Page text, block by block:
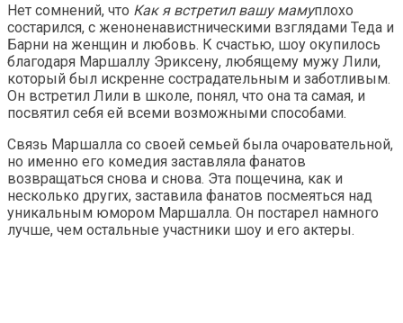
Нет сомнений, что Как я встретил вашу мамуплохо
состарился, с женоненавистническими взглядами Теда и
Барни на женщин и любовь. К счастью, шоу окупилось
благодаря Маршаллу Эриксену, любящему мужу Лили,
который был искренне сострадательным и заботливым.
Он встретил Лили в школе, понял, что она та самая, и
посвятил себя ей всеми возможными способами.
Связь Маршалла со своей семьей была очаровательной,
но именно его комедия заставляла фанатов
возвращаться снова и снова. Эта пощечина, как и
несколько других, заставила фанатов посмеяться над
уникальным юмором Маршалла. Он постарел намного
лучше, чем остальные участники шоу и его актеры.